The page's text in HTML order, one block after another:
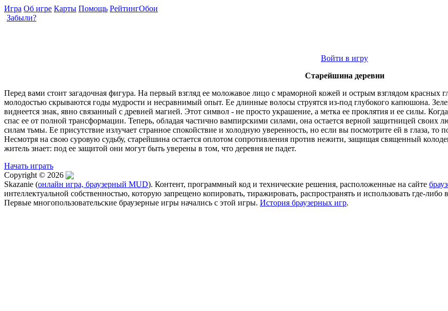
Игра Об игре Карты Помощь РейтингОбои
Забыли?
Войти в игру
Старейшина деревни
Перед вами стоит загадочная фигура. На первый взгляд ее моложавое лицо с мраморной кожей и острым взглядом красных
молодостью скрываются годы мудрости и несравнимый опыт. Ее длинные волосы струятся из-под глубокого капюшона.
виднеется знак, явно связанный с древней магией. Этот символ - не просто украшение, а метка ее проклятия и ее силы.
спас ее от полной трансформации. Теперь, обладая частично вампирскими силами, она остается верной защитницей своих
силам тьмы. Ее присутствие излучает странное спокойствие и холодную уверенность, но если вы посмотрите ей в глаза,
Несмотря на свою суровую судьбу, старейшина остается оплотом сопротивления против нежити, защищая священный
житель знает: под ее защитой они могут быть уверены в том, что деревня не падет.
Начать играть
Copyright © 2026
Skazanie (онлайн игра, браузерный MUD). Контент, программный код и технические решения, расположенные на сайте
интеллектуальной собственностью, которую запрещено копировать, тиражировать, распространять и использовать где-либо
Первые многопользовательские браузерные игры начались с этой игры. История браузерных игр.